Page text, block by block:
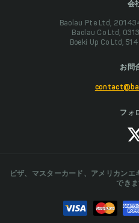
会
Baolau Pte Ltd,
Baolau Co Ltd,
Boeki Up Co Ltd,
お問
フォ
ビザ、マスターカード、アメリカン
できま